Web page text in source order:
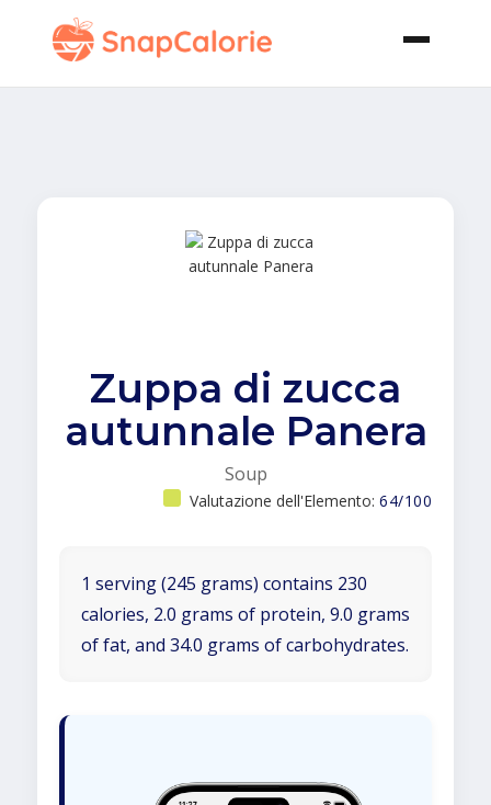
Zuppa di zucca
autunnale Panera
Soup
Valutazione dell'Elemento: 64/100
1 serving (245 grams) contains 230
calories, 2.0 grams of protein, 9.0 grams
of fat, and 34.0 grams of carbohydrates.